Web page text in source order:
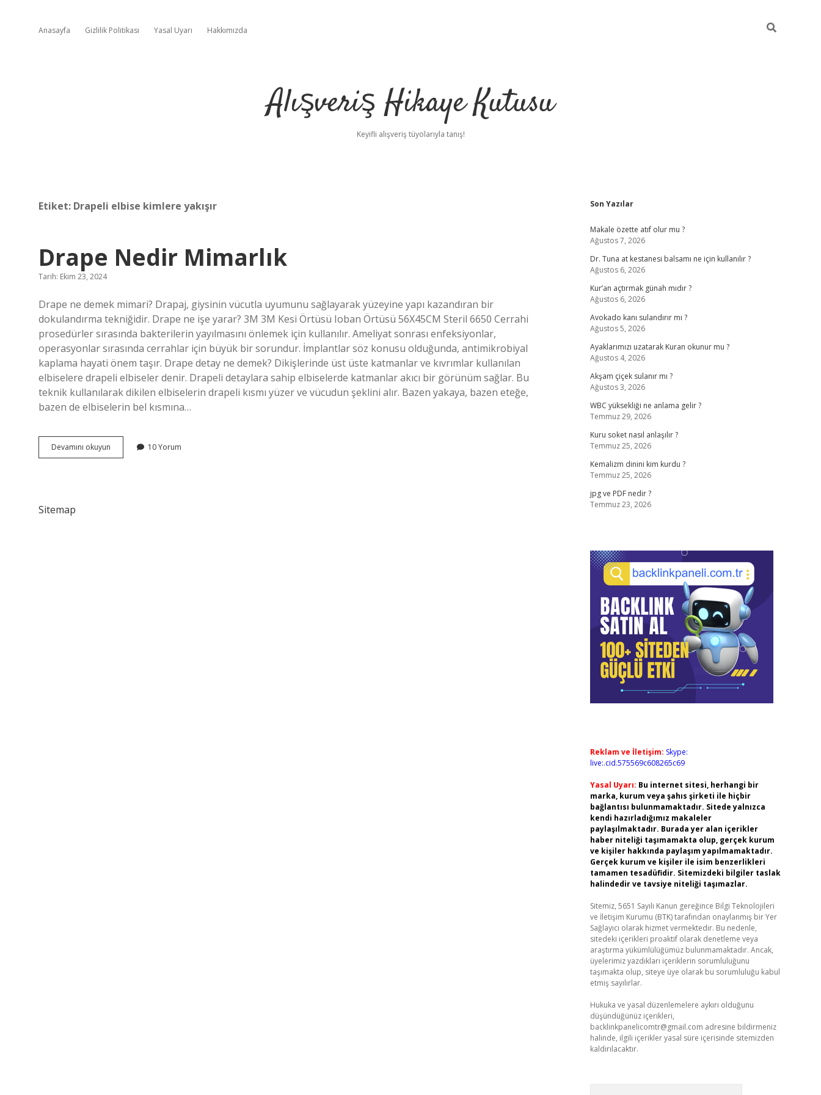
Anasayfa Gizlilik Politikası Yasal Uyarı Hakkımızda
Alışveriş Hikaye Kutusu
Keyifli alışveriş tüyolarıyla tanış!
Etiket: Drapeli elbise kimlere yakışır
Drape Nedir Mimarlık
Tarih: Ekim 23, 2024
Drape ne demek mimari? Drapaj, giysinin vücutla uyumunu sağlayarak yüzeyine yapı kazandıran bir
dokulandırma tekniğidir. Drape ne işe yarar? 3M 3M Kesi Örtüsü Ioban Örtüsü 56X45CM Steril 6650 Cerrahi
prosedürler sırasında bakterilerin yayılmasını önlemek için kullanılır. Ameliyat sonrası enfeksiyonlar,
operasyonlar sırasında cerrahlar için büyük bir sorundur. İmplantlar söz konusu olduğunda, antimikrobiyal
kaplama hayati önem taşır. Drape detay ne demek? Dikişlerinde üst üste katmanlar ve kıvrımlar kullanılan
elbiselere drapeli elbiseler denir. Drapeli detaylara sahip elbiselerde katmanlar akıcı bir görünüm sağlar. Bu
teknik kullanılarak dikilen elbiselerin drapeli kısmı yüzer ve vücudun şeklini alır. Bazen yakaya, bazen eteğe,
bazen de elbiselerin bel kısmına…
Devamını okuyun
Nedir
10 Yorum
Sitemap
Sidebar
Son Yazılar
Makale özette atıf olur mu ?
Ağustos 7, 2026
Dr. Tuna at kestanesi balsamı ne için kullanılır ?
Ağustos 6, 2026
Kur’an açtırmak günah mıdır ?
Ağustos 6, 2026
Avokado kanı sulandırır mı ?
Ağustos 5, 2026
Ayaklarımızı uzatarak Kuran okunur mu ?
Ağustos 4, 2026
Akşam çiçek sulanır mı ?
Ağustos 3, 2026
WBC yüksekliği ne anlama gelir ?
Temmuz 29, 2026
Kuru soket nasıl anlaşılır ?
Temmuz 25, 2026
Kemalizm dinini kim kurdu ?
Temmuz 25, 2026
jpg ve PDF nedir ?
Temmuz 23, 2026
Reklam ve İletişim: Skype:
live:.cid.575569c608265c69
Yasal Uyarı: Bu internet sitesi, herhangi bir
marka, kurum veya şahıs şirketi ile hiçbir
bağlantısı bulunmamaktadır. Sitede yalnızca
kendi hazırladığımız makaleler
paylaşılmaktadır. Burada yer alan içerikler
haber niteliği taşımamakta olup, gerçek kurum
ve kişiler hakkında paylaşım yapılmamaktadır.
Gerçek kurum ve kişiler ile isim benzerlikleri
tamamen tesadüfidir. Sitemizdeki bilgiler taslak
halindedir ve tavsiye niteliği taşımazlar.
Sitemiz, 5651 Sayılı Kanun gereğince Bilgi Teknolojileri
ve İletişim Kurumu (BTK) tarafından onaylanmış bir Yer
Sağlayıcı olarak hizmet vermektedir. Bu nedenle,
sitedeki içerikleri proaktif olarak denetleme veya
araştırma yükümlülüğümüz bulunmamaktadır. Ancak,
üyelerimiz yazdıkları içeriklerin sorumluluğunu
taşımakta olup, siteye üye olarak bu sorumluluğu kabul
etmiş sayılırlar.
Hukuka ve yasal düzenlemelere aykırı olduğunu
düşündüğünüz içerikleri,
backlinkpanelicomtr@gmail.com adresine bildirmeniz
halinde, ilgili içerikler yasal süre içerisinde sitemizden
kaldırılacaktır.